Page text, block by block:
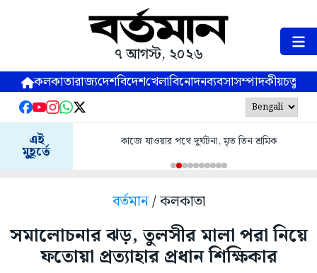
৭ আগস্ট, ২০২৬
কলকাতারাজ্যদেশবিদেশখেলাবিনোদনব্যবসাসম্পাদকীয়
এই
মুহূর্তে
কাজে যাওয়ার পথে দুর্ঘটনা, মৃত তিন শ্রমিক
বর্তমান/ কলকাতা
সমালোচনার ঝড়, তুলসীর মালা পরা নিয়ে
ফতোয়া প্রত্যাহার প্রধান শিক্ষিকার